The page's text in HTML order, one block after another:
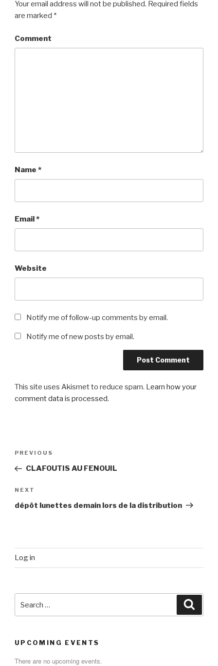
Your email address will not be published. Required fields
are marked *
Comment
Name *
Email*
Website
Notify me of follow-up comments by email.
Notify me of new posts by email.
This site uses Akismet to reduce spam. Learn how your
comment data is processed.
Previous
Post
PREVIOUS
CLAFOUTIS AU FENOUIL
Next
Post
NEXT
dépôt lunettes demain lors de la distribution
Log in
UPCOMING EVENTS
There are no upcoming events.